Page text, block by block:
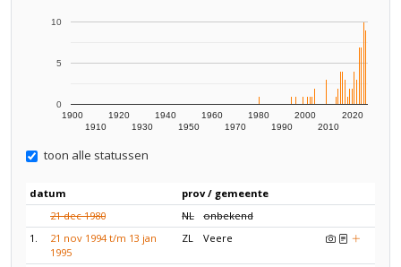
1900
1910
1920
1930
1940
1950
1960
1970
1980
1990
2000
2010
2020
0
5
10
toon alle statussen
datum
prov / gemeente
21 dec 1980
NL
onbekend
1.
21 nov 1994 t/m 13 jan
1995
ZL Veere